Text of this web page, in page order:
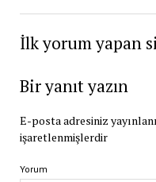
İlk yorum yapan
Bir yanıt yazın
E-posta adresiniz
işaretlenmişlerdir
Yorum